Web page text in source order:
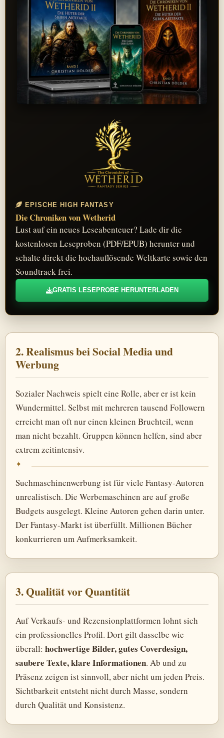
EPISCHE HIGH FANTASY
Die Chroniken von Wetherid
Lust auf ein neues Leseabenteuer? Lade dir die
kostenlosen Leseproben (PDF/EPUB) herunter und
schalte direkt die hochauflösende Weltkarte sowie den
Soundtrack frei.
GRATIS LESEPROBE HERUNTERLADEN
2. Realismus bei Social Media und
Werbung
Sozialer Nachweis spielt eine Rolle, aber er ist kein
Wundermittel. Selbst mit mehreren tausend Followern
erreicht man oft nur einen kleinen Bruchteil, wenn
man nicht bezahlt. Gruppen können helfen, sind aber
extrem zeitintensiv.
Suchmaschinenwerbung ist für viele Fantasy-Autoren
unrealistisch. Die Werbemaschinen are auf große
Budgets ausgelegt. Kleine Autoren gehen darin unter.
Der Fantasy-Markt ist überfüllt. Millionen Bücher
konkurrieren um Aufmerksamkeit.
3. Qualität vor Quantität
Auf Verkaufs- und Rezensionplattformen lohnt sich
ein professionelles Profil. Dort gilt dasselbe wie
überall: hochwertige Bilder, gutes Coverdesign,
saubere Texte, klare Informationen. Ab und zu
Präsenz zeigen ist sinnvoll, aber nicht um jeden Preis.
Sichtbarkeit entsteht nicht durch Masse, sondern
durch Qualität und Konsistenz.